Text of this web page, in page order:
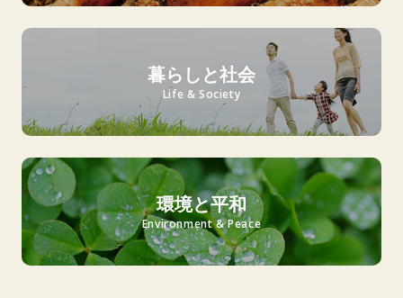
暮らしと社会
Life & Society
環境と平和
Environment & Peace